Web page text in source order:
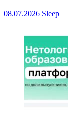
08.07.2026 Sleep